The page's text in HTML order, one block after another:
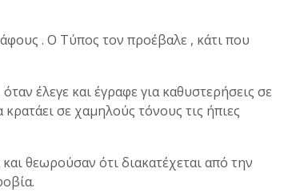
. Ο Τύπος τον προέβαλε , κάτι που
έλεγε και έγραφε για καθυστερήσεις σε
κρατάει σε χαμηλούς τόνους τις ήπιες
θεωρούσαν ότι διακατέχεται από την